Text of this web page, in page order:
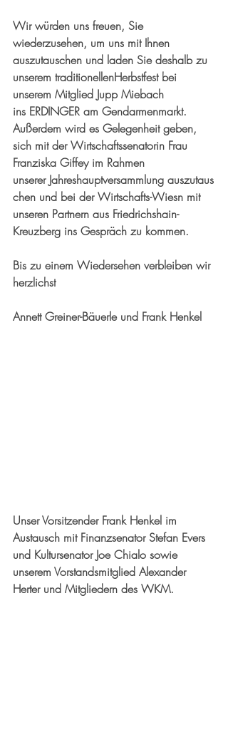
Wir würden uns freuen, Sie
wiederzusehen, um uns mit Ihnen
auszutauschen und laden Sie deshalb zu
unserem traditionellenHerbstfest bei
unserem Mitglied Jupp Miebach
ins ERDINGER am Gendarmenmarkt.
Außerdem wird es Gelegenheit geben,
sich mit der Wirtschaftssenatorin Frau
Franziska Giffey im Rahmen
unserer Jahreshauptversammlung auszutaus
chen und bei der Wirtschafts-Wiesn mit
unseren Partnern aus Friedrichshain-
Kreuzberg ins Gespräch zu kommen.
Bis zu einem Wiedersehen verbleiben wir
herzlichst
Annett Greiner-Bäuerle und Frank Henkel
Unser Vorsitzender Frank Henkel im
Austausch mit Finanzsenator Stefan Evers
und Kultursenator Joe Chialo sowie
unserem Vorstandsmitglied Alexander
Herter und Mitgliedern des WKM.